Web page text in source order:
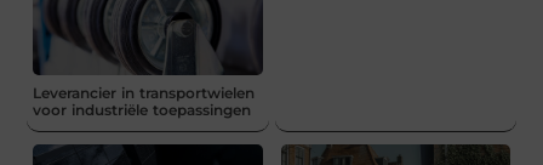
Leverancier in transportwielen
voor industriële toepassingen